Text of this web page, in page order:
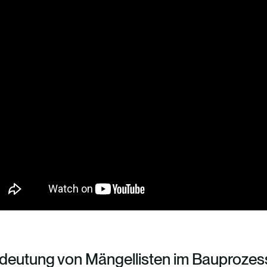
von Mängellisten im